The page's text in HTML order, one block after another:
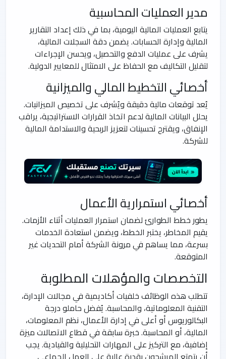
مدير العمليات المحاسبية
يتابع العمليات المالية اليومية، بما في ذلك إعداد التقارير
المالية وإدارة الحسابات. يضمن دقة السجلات المالية،
يشرف على عمليات الدفع والتحصيل، ويحسن الإجراءات
لتقليل التكاليف مع الحفاظ على الامتثال للمعايير الدولية.
أخصائي التخطيط المالي والميزانية
يُعد توقعات مالية دقيقة ويُشرف على تخصيص الميزانيات.
يحلل البيانات المالية لدعم اتخاذ القرارات الاستراتيجية، يراقب
الإنفاق، ويقترح تحسينات لتعزيز الربحية والاستدامة المالية
للشركة.
أخصائي استمرارية الأعمال
يطور خطط الطوارئ لضمان استمرار العمليات أثناء الأزمات.
يقيم المخاطر، يختبر الخطط، ويضمن استعادة الخدمات
بسرعة، مما يساهم في مرونة الشركة أمام التحديات غير
المتوقعة.
التخصصات والمؤهلات المطلوبة
تتطلب هذه الوظائف خلفيات أكاديمية في مجالات الإدارة،
التقنية المعلوماتية، والمحاسبة. يُفضل حاملو درجة
البكالوريوس أو أعلى في إدارة الأعمال، نظم المعلومات،
المالية، أو المحاسبة. خبرة سابقة في قطاع الاتصالات ميزة
إضافية، مع التركيز على المهارات التحليلية والقيادية. يجب